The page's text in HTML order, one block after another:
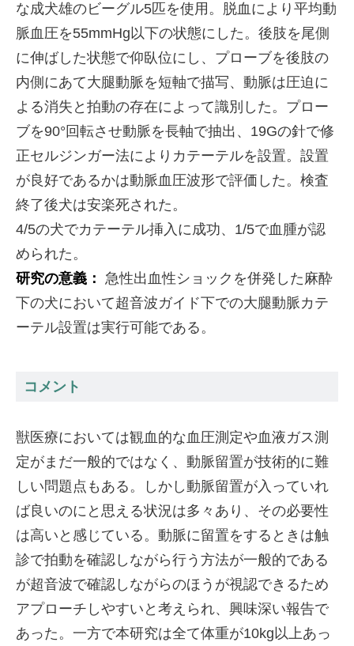
な成犬雄のビーグル5匹を使用。脱血により平均動
脈血圧を55mmHg以下の状態にした。後肢を尾側
に伸ばした状態で仰臥位にし、プローブを後肢の
内側にあて大腿動脈を短軸で描写、動脈は圧迫に
よる消失と拍動の存在によって識別した。プロー
ブを90°回転させ動脈を長軸で抽出、19Gの針で修
正セルジンガー法によりカテーテルを設置。設置
が良好であるかは動脈血圧波形で評価した。検査
終了後犬は安楽死された。
4/5の犬でカテーテル挿入に成功、1/5で血腫が認
められた。
研究の意義： 急性出血性ショックを併発した麻酔
下の犬において超音波ガイド下での大腿動脈カテ
ーテル設置は実行可能である。
コメント
獣医療においては観血的な血圧測定や血液ガス測
定がまだ一般的ではなく、動脈留置が技術的に難
しい問題点もある。しかし動脈留置が入っていれ
ば良いのにと思える状況は多々あり、その必要性
は高いと感じている。動脈に留置をするときは触
診で拍動を確認しながら行う方法が一般的である
が超音波で確認しながらのほうが視認できるため
アプローチしやすいと考えられ、興味深い報告で
あった。一方で本研究は全て体重が10kg以上あっ